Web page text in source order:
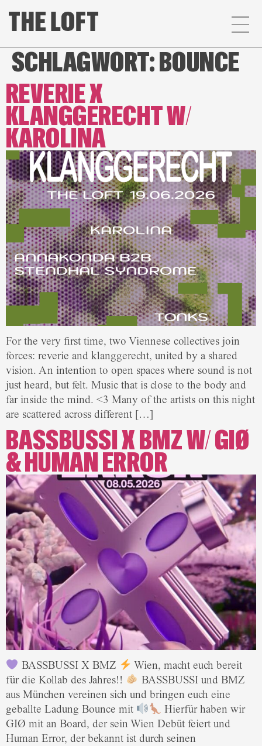
SCHLAGWORT: BOUNCE
REVERIE X
KLANGGERECHT W/
KAROLINA
For the very first time, two Viennese collectives join
forces: reverie and klanggerecht, united by a shared
vision. An intention to open spaces where sound is not
just heard, but felt. Music that is close to the body and
far inside the mind. <3 Many of the artists on this night
are scattered across different […]
BASSBUSSI X BMZ W/ GIØ
& HUMAN ERROR
BASSBUSSI X BMZ
Wien, macht euch bereit
für die Kollab des Jahres!!
BASSBUSSI und BMZ
aus München vereinen sich und bringen euch eine
geballte Ladung Bounce mit
Hierfür haben wir
GIØ mit an Board, der sein Wien Debüt feiert und
Human Error, der bekannt ist durch seinen